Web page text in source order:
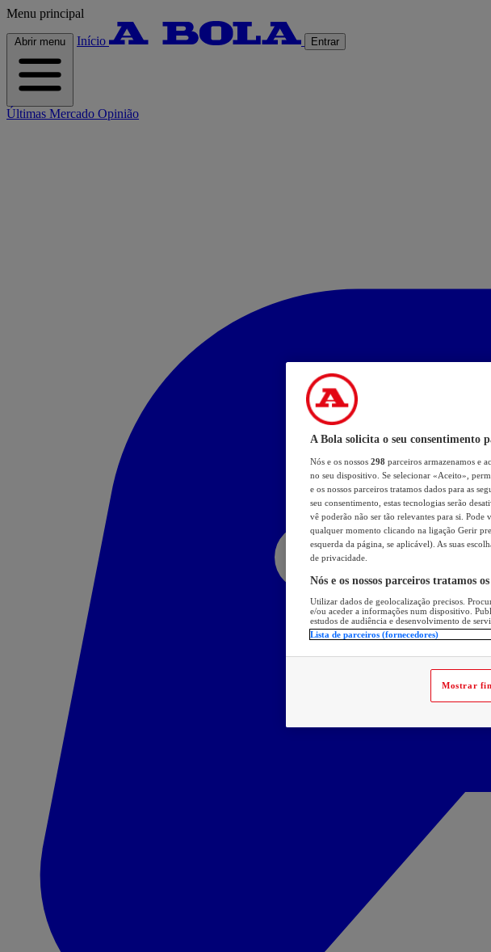
Menu principal
Abrir menu Início Entrar
Últimas Mercado Opinião
A Bola solicita o seu consentimento
Nós e os nossos 298 parceiros armazenamos e
no seu dispositivo. Se selecionar «Aceito»,
e os nossos parceiros tratamos dados para as
seu consentimento, estas tecnologias serão
vê poderão não ser tão relevantes para si. Pode
qualquer momento clicando na ligação Gerir
esquerda da página, se aplicável). As suas
de privacidade.
Nós e os nossos parceiros tratamos
Utilizar dados de geolocalização precisos.
e/ou aceder a informações num dispositivo.
estudos de audiência e desenvolvimento de
Lista de parceiros (fornecedores)
Mostrar